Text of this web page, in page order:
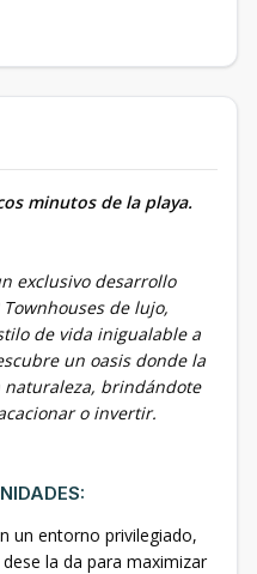
minutos de la playa.
exclusivo desarrollo
de lujo,
de vida inigualable a
un oasis donde la
brindándote
o invertir.
un entorno privilegiado,
la da para maximizar